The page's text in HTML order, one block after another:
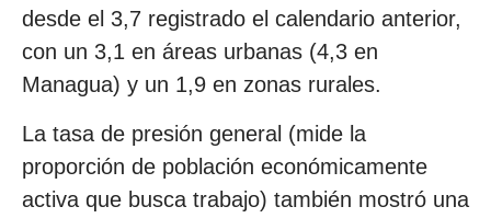
desde el 3,7 registrado el calendario anterior,
con un 3,1 en áreas urbanas (4,3 en
Managua) y un 1,9 en zonas rurales.
La tasa de presión general (mide la
proporción de población económicamente
activa que busca trabajo) también mostró una